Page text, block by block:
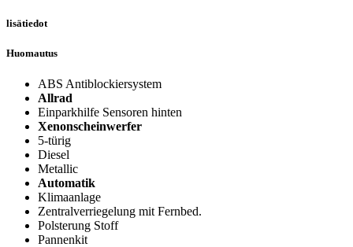
lisätiedot
Huomautus
ABS Antiblockiersystem
Allrad
Einparkhilfe Sensoren hinten
Xenonscheinwerfer
5-türig
Diesel
Metallic
Automatik
Klimaanlage
Zentralverriegelung mit Fernbed.
Polsterung Stoff
Pannenkit